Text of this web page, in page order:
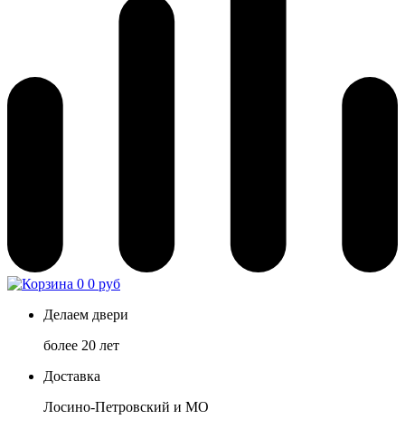
0 0 руб
Делаем двери
более 20 лет
Доставка
Лосино-Петровский и МО